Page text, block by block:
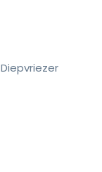
Diepvriezer